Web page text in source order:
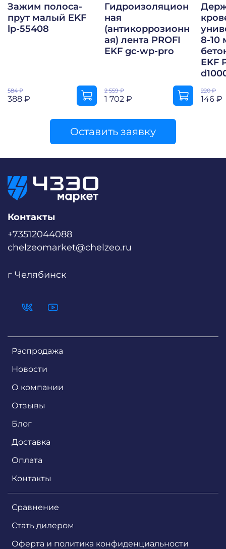
Зажим полоса-
прут малый EKF
lp-55408
584 ₽
388 ₽
Гидроизоляцион
ная
(антикоррозионн
ая) лента PROFI
EKF gc-wp-pro
2 559 ₽
1 702 ₽
8-10
EKF
220 ₽
146 ₽
Оставить заявку
Распродажа
Новости
О компании
Отзывы
Блог
Доставка
Оплата
Контакты
Сравнение
Стать дилером
Оферта и политика конфиденциальности
Контакты
+73512044088
chelzeomarket@chelzeo.ru
г Челябинск